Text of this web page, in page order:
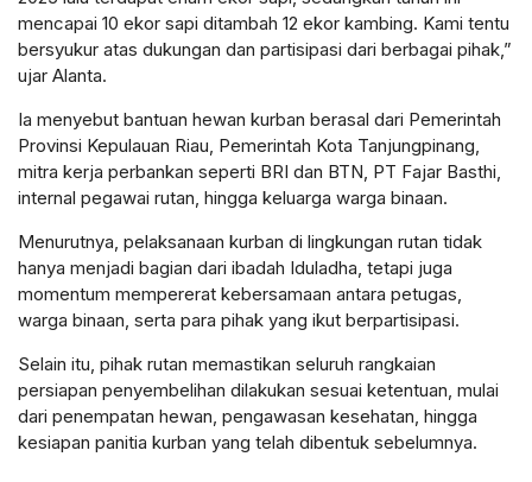
mencapai 10 ekor sapi ditambah 12 ekor kambing. Kami tentu
bersyukur atas dukungan dan partisipasi dari berbagai pihak,”
ujar Alanta.
Ia menyebut bantuan hewan kurban berasal dari Pemerintah
Provinsi Kepulauan Riau, Pemerintah Kota Tanjungpinang,
mitra kerja perbankan seperti BRI dan BTN, PT Fajar Basthi,
internal pegawai rutan, hingga keluarga warga binaan.
Menurutnya, pelaksanaan kurban di lingkungan rutan tidak
hanya menjadi bagian dari ibadah Iduladha, tetapi juga
momentum mempererat kebersamaan antara petugas,
warga binaan, serta para pihak yang ikut berpartisipasi.
Selain itu, pihak rutan memastikan seluruh rangkaian
persiapan penyembelihan dilakukan sesuai ketentuan, mulai
dari penempatan hewan, pengawasan kesehatan, hingga
kesiapan panitia kurban yang telah dibentuk sebelumnya.